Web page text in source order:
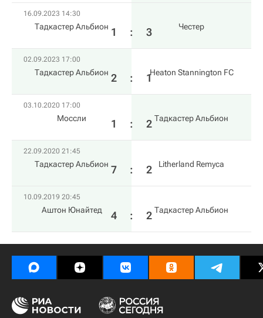
16.09.2023 14:30
Тадкастер Альбион 1 : 3 Честер
02.09.2023 17:00
Тадкастер Альбион 2 : 1Heaton Stannington FC
03.10.2020 17:00
Моссли 1 : 2 Тадкастер Альбион
22.09.2020 21:45
Тадкастер Альбион 7 : 2 Litherland Remyca
10.09.2019 20:45
Аштон Юнайтед 4 : 2 Тадкастер Альбион